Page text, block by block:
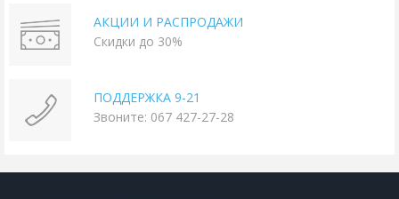
АКЦИИ И РАСПРОДАЖИ
Скидки до 30%
ПОДДЕРЖКА 9-21
Звоните: 067 427-27-28